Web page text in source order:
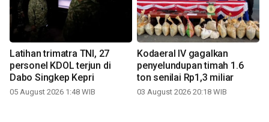
Latihan trimatra TNI, 27
personel KDOL terjun di
Dabo Singkep Kepri
05 August 2026 1:48 WIB
Kodaeral IV gagalkan
penyelundupan timah 1.6
ton senilai Rp1,3 miliar
03 August 2026 20:18 WIB